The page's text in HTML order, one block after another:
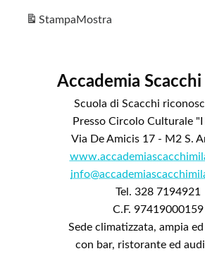
StampaMostra
Accademia
Scuola di Scacchi
Presso Circolo Culturale
Via De Amicis 17 - M2 S.
Tel. 328 7194921
C.F. 97419000159
Sede climatizzata, ampia
con bar, ristorante ed